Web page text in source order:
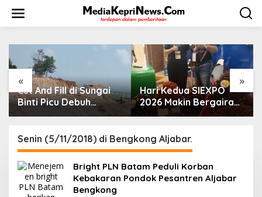
w
« »
Hari Kedua SIEXPO
2026 Makin Bergairah,
Transaksi Tembus
Dorongan Palm Oil
Institute Menguat
Perkuat Ketahanan Air
Baku, BP Batam
Gandeng Mc Dermott
Betung di Bendungan
Sei Nongsa
Senin (5/11/2018) di Bengkong Aljabar.
Bright PLN Batam Peduli Korban
Kebakaran Pondok Pesantren Aljabar
Bengkong